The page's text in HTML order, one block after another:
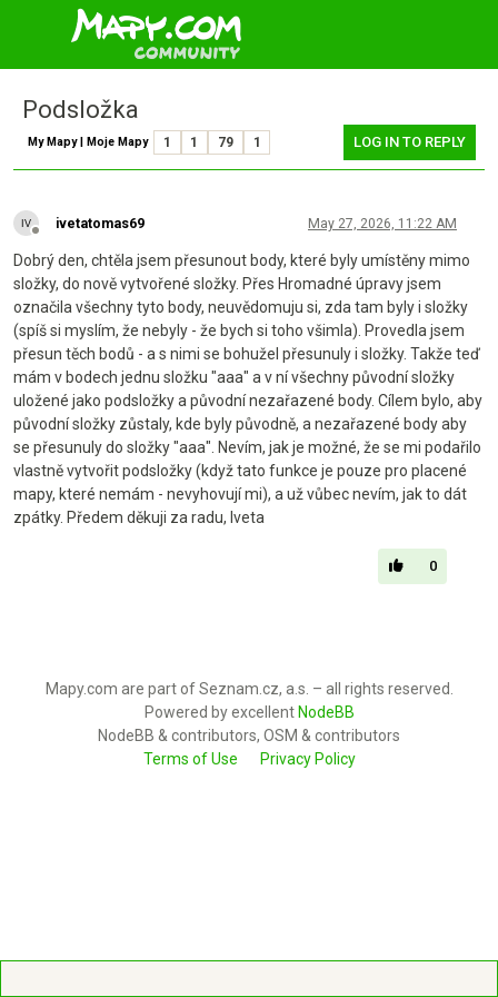
Podsložka
My Mapy | Moje Mapy 1 1 79 1 LOG IN TO REPLY
Offline
ivetatomas69 May 27, 2026, 11:22 AM
Dobrý den, chtěla jsem přesunout body, které byly umístěny mimo
složky, do nově vytvořené složky. Přes Hromadné úpravy jsem
označila všechny tyto body, neuvědomuju si, zda tam byly i složky
(spíš si myslím, že nebyly - že bych si toho všimla). Provedla jsem
přesun těch bodů - a s nimi se bohužel přesunuly i složky. Takže teď
mám v bodech jednu složku "aaa" a v ní všechny původní složky
uložené jako podsložky a původní nezařazené body. Cílem bylo, aby
původní složky zůstaly, kde byly původně, a nezařazené body aby
se přesunuly do složky "aaa". Nevím, jak je možné, že se mi podařilo
vlastně vytvořit podsložky (když tato funkce je pouze pro placené
mapy, které nemám - nevyhovují mi), a už vůbec nevím, jak to dát
zpátky. Předem děkuji za radu, Iveta
0
Mapy.com are part of Seznam.cz, a.s. – all rights reserved.
Powered by excellent NodeBB
NodeBB & contributors, OSM & contributors
Terms of Use
Privacy Policy